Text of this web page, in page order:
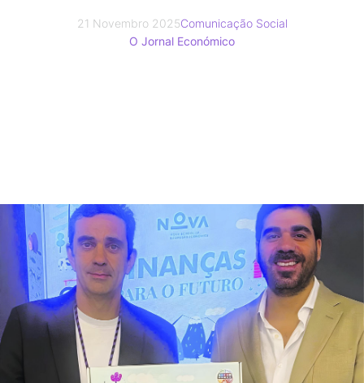
21 Novembro 2025Comunicação Social
O Jornal Económico